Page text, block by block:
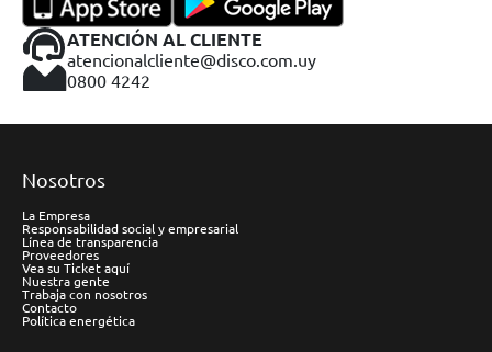
ATENCIÓN AL CLIENTE
atencionalcliente@disco.com.uy
0800 4242
Nosotros
La Empresa
Responsabilidad social y empresarial
Línea de transparencia
Proveedores
Vea su Ticket aquí
Nuestra gente
Trabaja con nosotros
Contacto
Política energética